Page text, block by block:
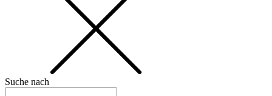
Suche nach